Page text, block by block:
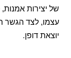
של יצירות
עצמו, לצד הגשר
יוצאת דופן.